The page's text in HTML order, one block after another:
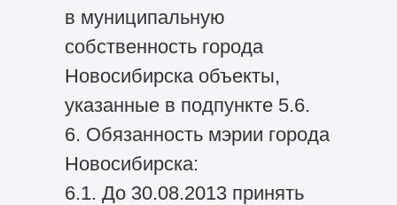
в муниципальную
собственность города
Новосибирска объекты,
указанные в подпункте 5.6.
6. Обязанность мэрии города
Новосибирска:
6.1. До 30.08.2013 принять